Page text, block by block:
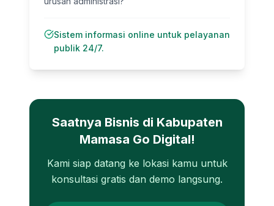
Sistem informasi online untuk pelayanan
publik 24/7.
Saatnya Bisnis di Kabupaten
Mamasa Go Digital!
Kami siap datang ke lokasi kamu untuk
konsultasi gratis dan demo langsung.